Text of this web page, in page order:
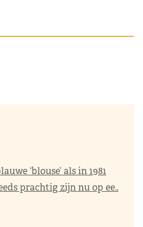
‘blouse’ als in 1981
prachtig zijn nu op ee..